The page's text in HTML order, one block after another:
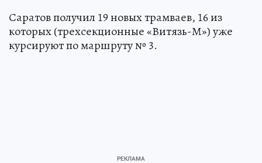
Саратов получил 19 новых трамваев, 16 из
которых (трехсекционные «Витязь-М») уже
курсируют по маршруту № 3.